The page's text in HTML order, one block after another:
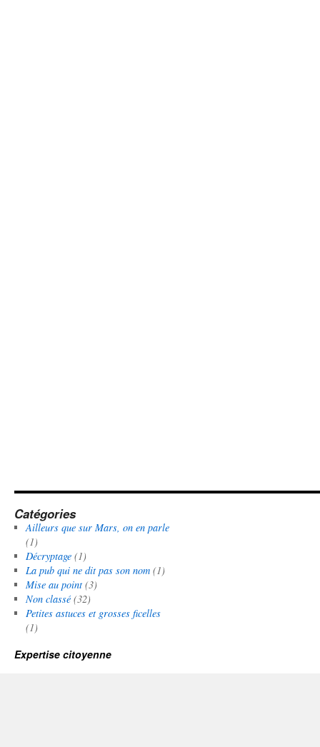
Catégories
Ailleurs que sur Mars, on en parle
(1)
Décryptage(1)
La pub qui ne dit pas son nom(1)
Mise au point(3)
Non classé(32)
Petites astuces et grosses ficelles
(1)
Expertise citoyenne